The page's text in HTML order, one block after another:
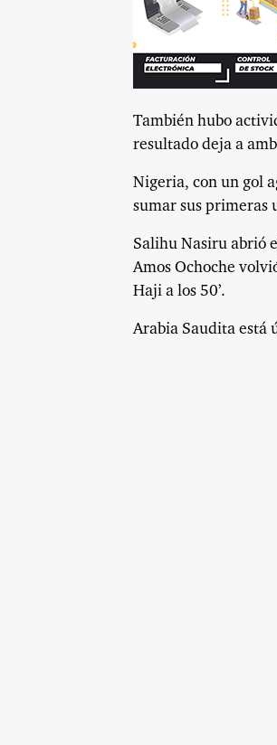
También hubo
resultado deja a
Nigeria, con un gol
sumar sus primeras
Salihu Nasiru abrió
Amos Ochoche
Haji a los 50’.
Arabia Saudita está